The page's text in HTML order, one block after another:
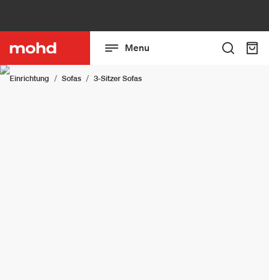
Menu
Einrichtung Sofas 3-Sitzer Sofas